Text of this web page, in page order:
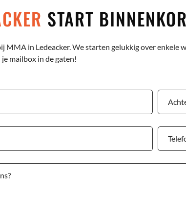
START
MMA in Ledeacker. We starten gelukkig over enkele
mailbox in de gaten!